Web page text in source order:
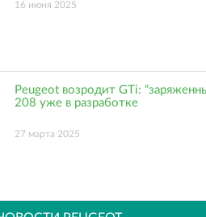
16 июня 2025
Peugeot возродит GTi:
208 уже в разработке
27 марта 2025